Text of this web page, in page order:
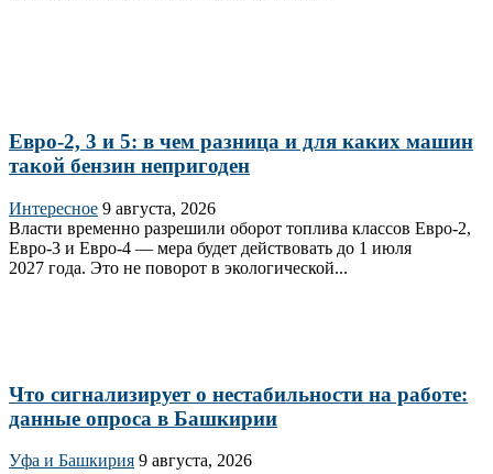
Евро-2, 3 и 5: в чем разница и для каких машин
такой бензин непригоден
Интересное 9 августа, 2026
Власти временно разрешили оборот топлива классов Евро‑2,
Евро‑3 и Евро‑4 — мера будет действовать до 1 июля
2027 года. Это не поворот в экологической...
Что сигнализирует о нестабильности на работе:
данные опроса в Башкирии
Уфа и Башкирия 9 августа, 2026